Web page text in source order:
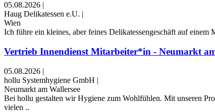
05.08.2026 |
Haug Delikatessen e.U. |
Wien
Ich führe ein kleines, aber feines Delikatessengeschäft auf
Vertrieb Innendienst Mitarbeiter*in - Neumarkt
05.08.2026 |
hollu Systemhygiene GmbH |
Neumarkt am Wallersee
Bei hollu gestalten wir Hygiene zum Wohlfühlen. Mit unseren
vielen ..